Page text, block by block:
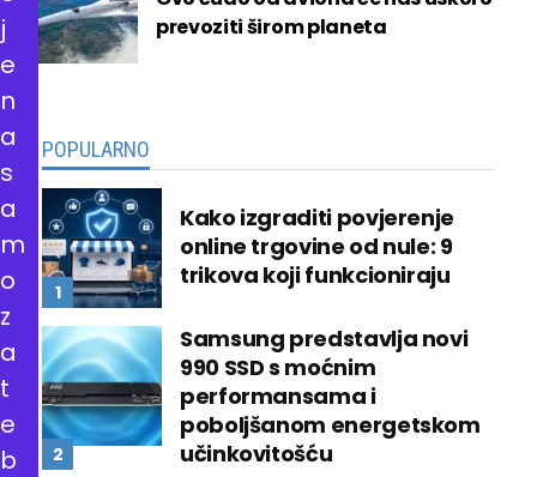
prevoziti širom planeta
POPULARNO
Kako izgraditi povjerenje
online trgovine od nule: 9
trikova koji funkcioniraju
Samsung predstavlja novi
990 SSD s moćnim
performansama i
poboljšanom energetskom
učinkovitošću
j
e
n
a
s
a
m
o
z
a
t
e
b